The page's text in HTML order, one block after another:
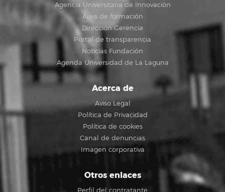
Agencia Universitaria de Innovación
Área de formación
Dirección Gerencia
Portal de transparencia
Noticias Fundación
Agenda Universidad de La Laguna
Acerca de
Aviso Legal
Política de Privacidad
Política de cookies
Canal de denuncias
Imagen corporativa
Otros enlaces
Perfil del contratante